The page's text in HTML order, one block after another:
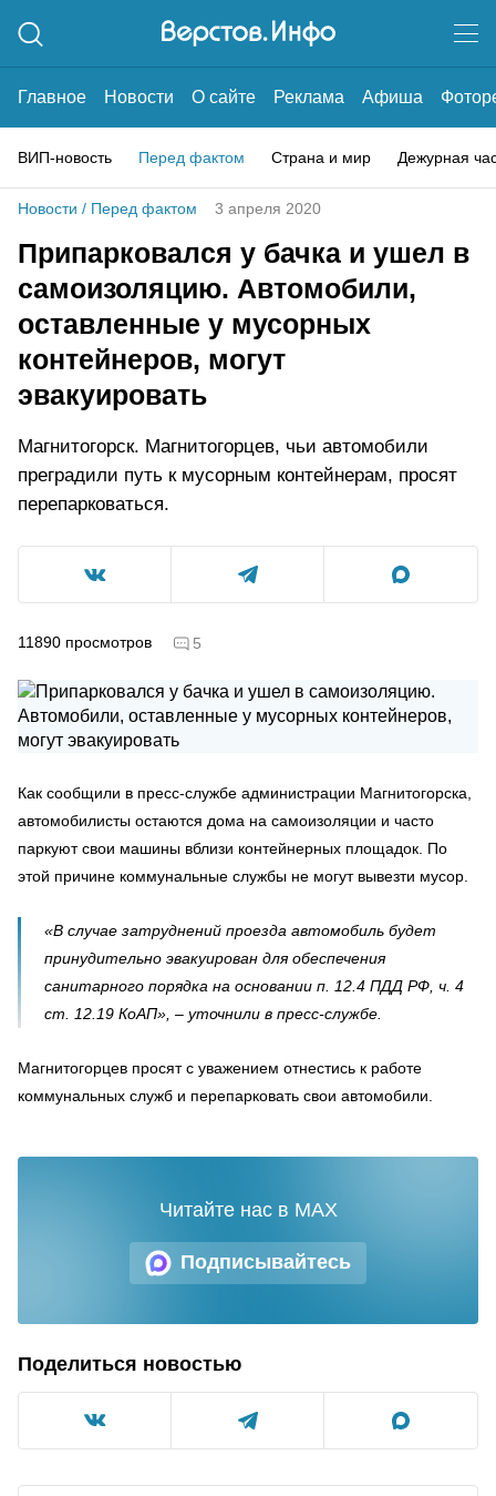
Главное Новости О сайте Реклама Афиша
ВИП-новость Перед фактом Страна и мир Дежурная
Новости / Перед фактом 3 апреля 2020
Припарковался у бачка и ушел в
самоизоляцию. Автомобили,
оставленные у мусорных
контейнеров, могут
эвакуировать
Магнитогорск. Магнитогорцев, чьи автомобили
преградили путь к мусорным контейнерам, просят
перепарковаться.
11890 просмотров 5
Как сообщили в пресс-службе администрации Магнитогорска,
автомобилисты остаются дома на самоизоляции и часто
паркуют свои машины вблизи контейнерных площадок. По
этой причине коммунальные службы не могут вывезти мусор.
«В случае затруднений проезда автомобиль будет
принудительно эвакуирован для обеспечения
санитарного порядка на основании п. 12.4 ПДД РФ, ч. 4
ст. 12.19 КоАП», – уточнили в пресс-службе.
Магнитогорцев просят с уважением отнестись к работе
коммунальных служб и перепарковать свои автомобили.
Подписывайтесь
Читайте нас в MAX
Поделиться новостью